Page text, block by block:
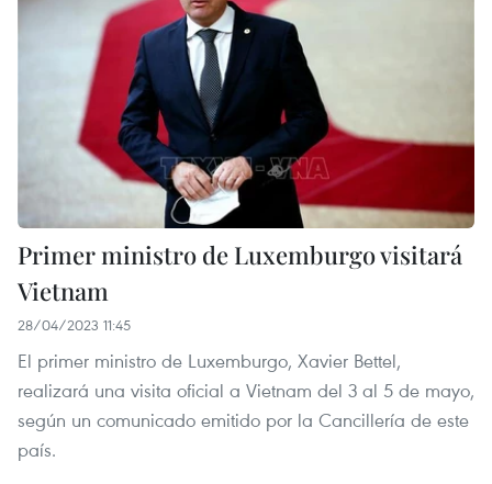
Primer ministro de Luxemburgo visitará
Vietnam
28/04/2023 11:45
El primer ministro de Luxemburgo, Xavier Bettel,
realizará una visita oficial a Vietnam del 3 al 5 de mayo,
según un comunicado emitido por la Cancillería de este
país.